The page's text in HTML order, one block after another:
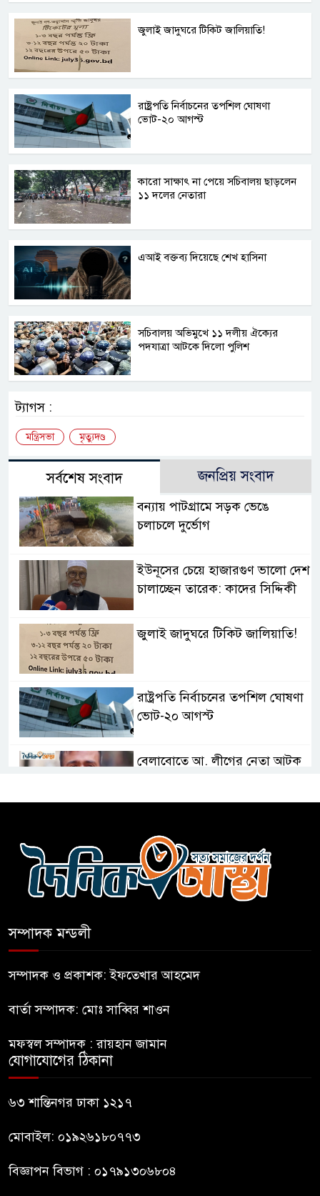
জুলাই জাদুঘরে টিকিট জালিয়াতি!
রাষ্ট্রপতি নির্বাচনের তপশিল ঘোষণা
ভোট-২০ আগস্ট
কারো সাক্ষাৎ না পেয়ে সচিবালয় ছাড়লেন
১১ দলের নেতারা
এআই বক্তব্য দিয়েছে শেখ হাসিনা
সচিবালয় অভিমুখে ১১ দলীয় ঐক্যের
পদযাত্রা আটকে দিলো পুলিশ
ট্যাগস :
মন্ত্রিসভা মৃত্যুদণ্ড
সর্বশেষ সংবাদ জনপ্রিয় সংবাদ
বন্যায় পাটগ্রামে সড়ক ভেঙে
চলাচলে দুর্ভোগ
ইউনূসের চেয়ে হাজারগুণ ভালো দেশ
চালাচ্ছেন তারেক: কাদের সিদ্দিকী
জুলাই জাদুঘরে টিকিট জালিয়াতি!
রাষ্ট্রপতি নির্বাচনের তপশিল ঘোষণা
ভোট-২০ আগস্ট
বেলাবোতে আ. লীগের নেতা আটক
ছাড়লেন ১১ দলের নেতারা
এআই বক্তব্য দিয়েছে শেখ হাসিনা
ঐক্যের পদযাত্রা আটকে দিলো
সুযোগ দেওয়ায় ঢাকার ক্ষোভ
সম্পাদক মন্ডলী
সম্পাদক ও প্রকাশক: ইফতেখার আহমেদ
বার্তা সম্পাদক: মোঃ সাব্বির শাওন
মফস্বল সম্পাদক : রায়হান জামান
যোগাযোগের ঠিকানা
৬৩ শান্তিনগর ঢাকা ১২১৭
মোবাইল: ০১৯২৬১৮০৭৭৩
বিজ্ঞাপন বিভাগ : ০১৭৯১৩০৬৮০৪